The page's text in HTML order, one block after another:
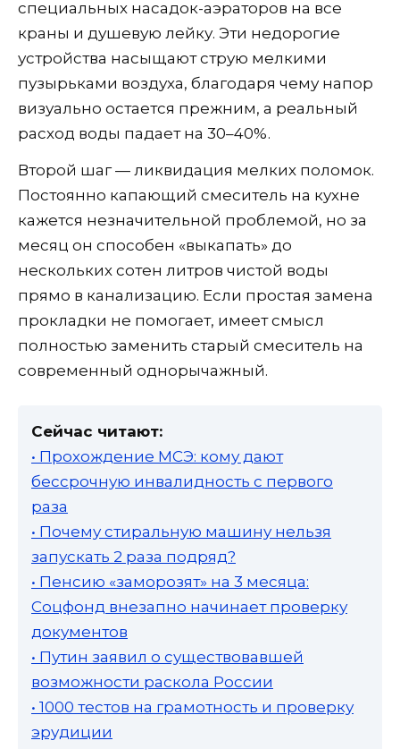
специальных насадок-аэраторов на все
краны и душевую лейку. Эти недорогие
устройства насыщают струю мелкими
пузырьками воздуха, благодаря чему напор
визуально остается прежним, а реальный
расход воды падает на 30–40%.
Второй шаг — ликвидация мелких поломок.
Постоянно капающий смеситель на кухне
кажется незначительной проблемой, но за
месяц он способен «выкапать» до
нескольких сотен литров чистой воды
прямо в канализацию. Если простая замена
прокладки не помогает, имеет смысл
полностью заменить старый смеситель на
современный однорычажный.
Сейчас читают:
• Прохождение МСЭ: кому дают
бессрочную инвалидность с первого
раза
• Почему стиральную машину нельзя
запускать 2 раза подряд?
• Пенсию «заморозят» на 3 месяца:
Соцфонд внезапно начинает проверку
документов
• Путин заявил о существовавшей
возможности раскола России
• 1000 тестов на грамотность и проверку
эрудиции